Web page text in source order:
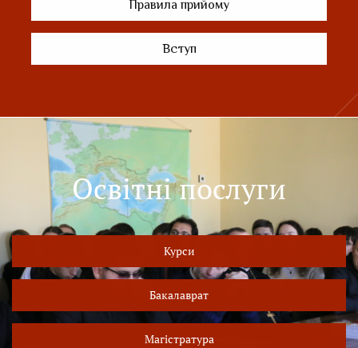
Правила прийому
Вступ
Освітні послуги
Курси
Бакалаврат
Магістратура